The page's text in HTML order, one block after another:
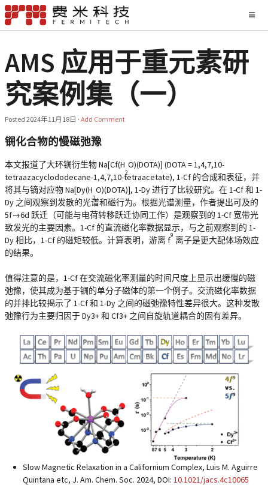
AMS 应用于重元素研
究案例集（一）
Posted 2024年11月18日 · Add Comment
锎化合物的慢磁弛豫
本文报道了大环锎衍生物 Na[Cf(H
2
O)(DOTA)] (DOTA = 1,4,7,10-
tetraazacyclododecane-1,4,7,10-tetraacetate), 1-Cf 的合成和表征，并
将其与镝对应物 Na[Dy(H
2
O)(DOTA)], 1-Dy进行了比较研究。在 1-Cf 和 1-
Dy 之间观察到发散的光谱和磁行为。根据光谱测量，作者提出可及的
5f→6d 跃迁（可能与电荷转移跃迁协同工作）是观察到的 1-Cf 宽带光
致发光的主要因素。1-Cf 的直流磁化率数据显示，与之前观察到的 1-
Dy 相比，1-Cf 的磁矩较低。计算表明，游离 f
9
离子是更大配体场效应
的结果。
值得注意的是，1-Cf 在交流磁化率测量的时间尺度上显示出缓慢的磁
弛豫，使其成为基于锎的单分子磁体的第一个例子。交流磁化率数据
的并排比较揭示了 1-Cf 和 1-Dy 之间的磁弛豫特性差异很大。这种发散
弛豫行为主要归因于 Dy3+ 和 Cf3+ 之间自旋轨道耦合的固有差异。
Slow Magnetic Relaxation in a Californium Complex, Luis M. Aguirre
Quintana etc, J. Am. Chem. Soc. 2024, DOI: 10.1021/jacs.4c10065